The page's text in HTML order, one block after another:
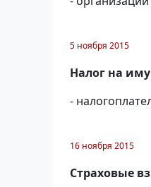
5 ноября 2015
Налог на
-
16 ноября 2015
Страховые